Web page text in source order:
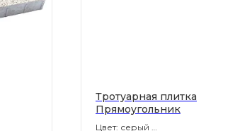
Тротуарная плитка
Прямоугольник
Цвет: серый